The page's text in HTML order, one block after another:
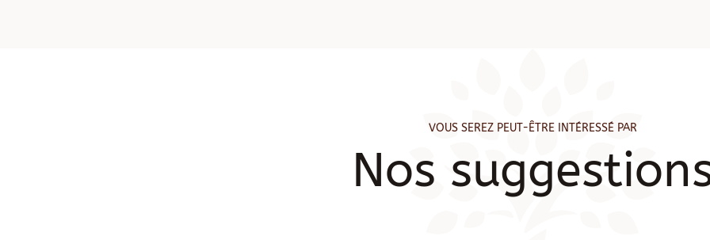
VOUS SEREZ PEUT-ÊTRE INTÉRESSÉ PAR
Nos